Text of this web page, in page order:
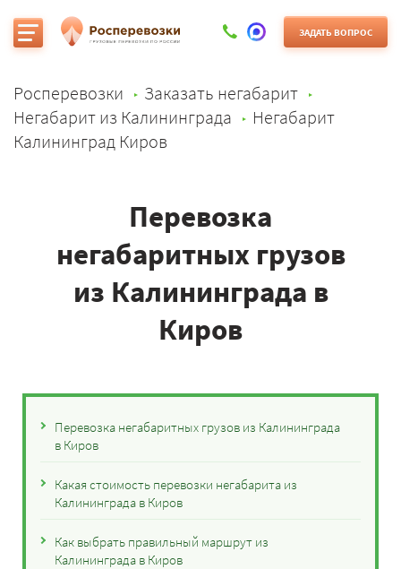
ЗАДАТЬ ВОПРОС
Росперевозки
Заказать негабарит
Негабарит из Калининграда
Негабарит
Калининград Киров
Перевозка
негабаритных грузов
из Калининграда в
Киров
Перевозка негабаритных грузов из Калининграда
в Киров
Какая стоимость перевозки негабарита из
Калининграда в Киров
Как выбрать правильный маршрут из
Калининграда в Киров